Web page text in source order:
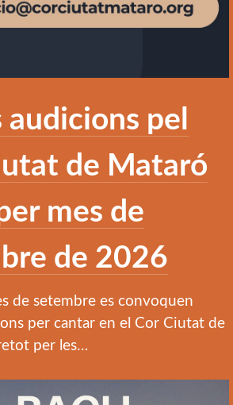
audicions pel
de Mataró
mes de
de 2026
de setembre es convoquen
per cantar en el Cor Ciutat de
per les…